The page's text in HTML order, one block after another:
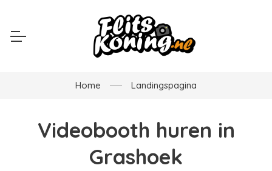
Home Landingspagina
Videobooth huren in
Grashoek